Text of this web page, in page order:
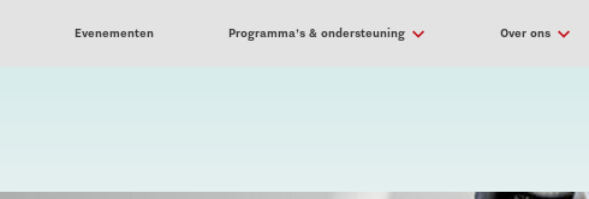
Evenementen Programma’s & ondersteuning Over ons